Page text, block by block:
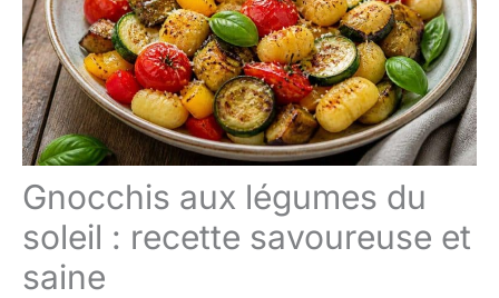
Gnocchis aux légumes du
soleil : recette savoureuse et
saine